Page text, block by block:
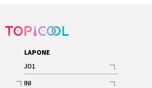
LAPONE
JO1
記事
INI